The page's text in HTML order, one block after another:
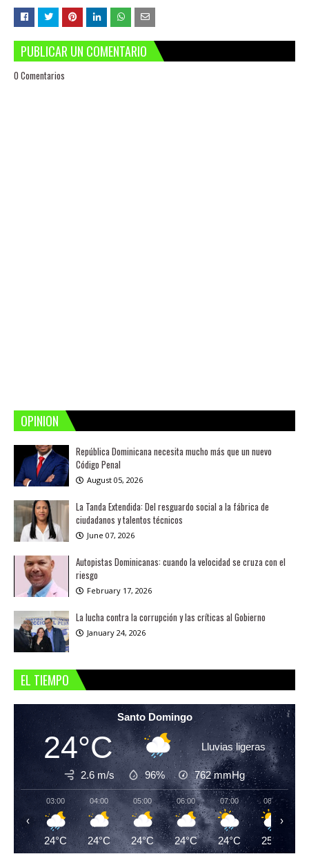
PUBLICAR UN COMENTARIO
0 Comentarios
OPINION
República Dominicana necesita mucho más que un nuevo
Código Penal
August 05, 2026
La Tanda Extendida: Del resguardo social a la fábrica de
ciudadanos y talentos técnicos
June 07, 2026
Autopistas Dominicanas: cuando la velocidad se cruza con el
riesgo
February 17, 2026
La lucha contra la corrupción y las críticas al Gobierno
January 24, 2026
EL TIEMPO
Santo Domingo
24°C Lluvias ligeras
2.6 m/s 96% 762mmHg
03:00
24°C
04:00
24°C
05:00
24°C
06:00
24°C
07:00
24°C
08:00
25°C
‹ ›